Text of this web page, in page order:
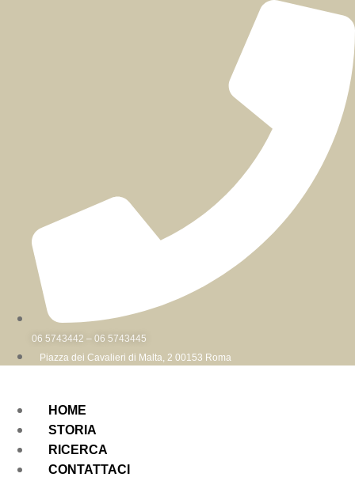
06 5743442 – 06 5743445
Piazza dei Cavalieri di Malta, 2 00153 Roma
HOME
STORIA
RICERCA
CONTATTACI